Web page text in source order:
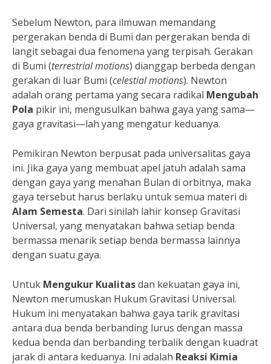
Sebelum Newton, para ilmuwan memandang
pergerakan benda di Bumi dan pergerakan benda di
langit sebagai dua fenomena yang terpisah. Gerakan
di Bumi (terrestrial motions) dianggap berbeda dengan
gerakan di luar Bumi (celestial motions). Newton
adalah orang pertama yang secara radikal Mengubah
Pola pikir ini, mengusulkan bahwa gaya yang sama—
gaya gravitasi—lah yang mengatur keduanya.
Pemikiran Newton berpusat pada universalitas gaya
ini. Jika gaya yang membuat apel jatuh adalah sama
dengan gaya yang menahan Bulan di orbitnya, maka
gaya tersebut harus berlaku untuk semua materi di
Alam Semesta. Dari sinilah lahir konsep Gravitasi
Universal, yang menyatakan bahwa setiap benda
bermassa menarik setiap benda bermassa lainnya
dengan suatu gaya.
Untuk Mengukur Kualitasdan kekuatan gaya ini,
Newton merumuskan Hukum Gravitasi Universal.
Hukum ini menyatakan bahwa gaya tarik gravitasi
antara dua benda berbanding lurus dengan massa
kedua benda dan berbanding terbalik dengan kuadrat
jarak di antara keduanya. Ini adalah Reaksi Kimia